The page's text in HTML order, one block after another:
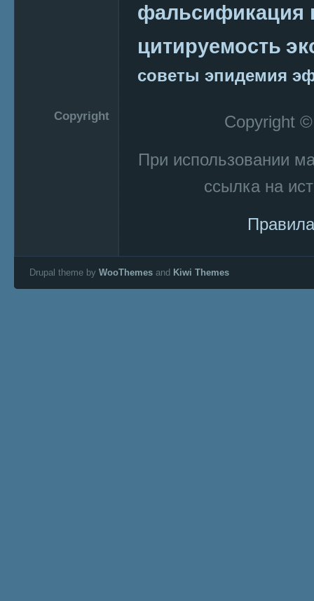
фальсификация
цитируемость
советы эпидемия
Copyright
Copyright
При использовании
ссылка на
Drupal theme by WooThemes and Kiwi Themes